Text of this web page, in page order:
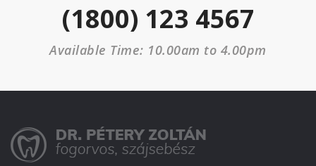
(1800) 123 4567
Available Time: 10.00am to 4.00pm